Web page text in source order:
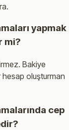
yapmak
mi?
Bakiye
oluşturman
cep